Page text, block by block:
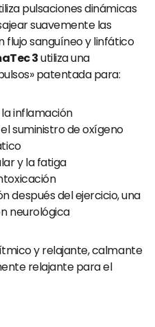
pulsaciones dinámicas
suavemente las
sanguíneo y linfático
3utiliza una
patentada para:
inflamación
suministro de oxígeno
y la fatiga
después del ejercicio, una
neurológica
y relajante, calmante
relajante para el